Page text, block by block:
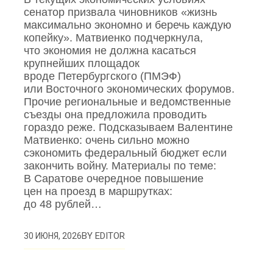
сенатор призвала чиновников «жизнь
максимально экономно и беречь каждую
копейку». Матвиенко подчеркнула,
что экономия не должна касаться
крупнейших площадок
вроде Петербургского (ПМЭФ)
или Восточного экономических форумов.
Прочие региональные и ведомственные
съезды она предложила проводить
гораздо реже. Подсказываем Валентине
Матвиенко: очень сильно можно
сэкономить федеральный бюджет если
закончить войну. Материалы по теме:
В Саратове очередное повышение
цен на проезд в маршрутках:
до 48 рублей…
30 ИЮНЯ, 2026BYEDITOR